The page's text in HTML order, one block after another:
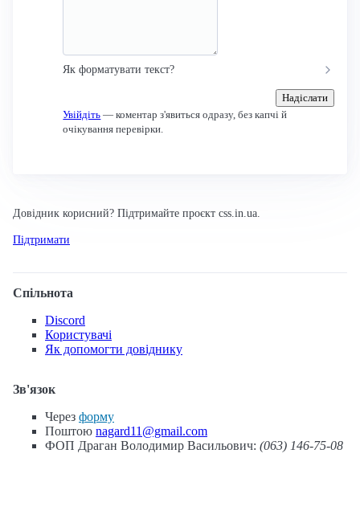
Як форматувати текст?
Надіслати
Увійдіть — коментар з'явиться одразу, без капчі й
очікування перевірки.
Довідник корисний? Підтримайте проєкт css.in.ua.
Підтримати
Спільнота
Discord
Користувачі
Як допомогти довіднику
Зв'язок
Через форму
Поштою nagard11@gmail.com
ФОП Драган Володимир Васильович: (063) 146-75-08